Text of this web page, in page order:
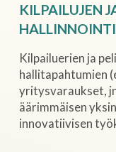
KILPAILUJEN
HALLINNOINTI
Kilpailuerien ja
hallitapahtumien
yritysvaraukset,
äärimmäisen
innovatiivisen